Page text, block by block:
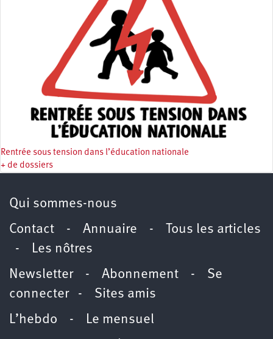
Rentrée sous tension dans l’éducation nationale
+ de dossiers
Qui sommes-nous
Contact - Annuaire - Tous les articles
-
Les nôtres
Newsletter- Abonnement - Se
connecter- Sites amis
L’hebdo -
Le mensuel